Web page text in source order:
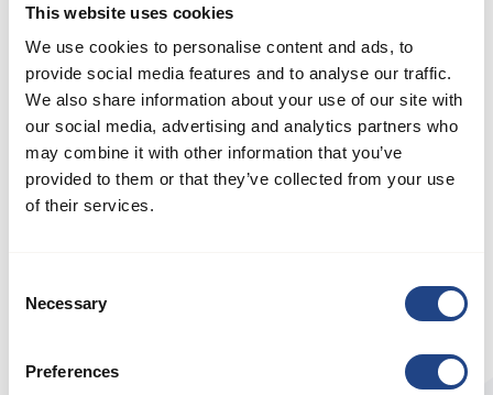
Vores team af erfarne ingeniører, projektledere og teknikere vil
arbejde tæt sammen med dig gennem hele processen, fra den
første vurdering til den endelige idriftsættelse.